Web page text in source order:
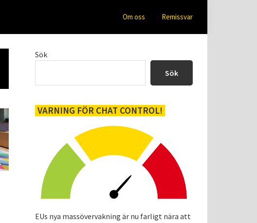
Om oss Remissvar
Primärt
Sök
Sök
VARNING FÖR CHAT CONTROL!
EUs nya massövervakning är nu farligt nära att